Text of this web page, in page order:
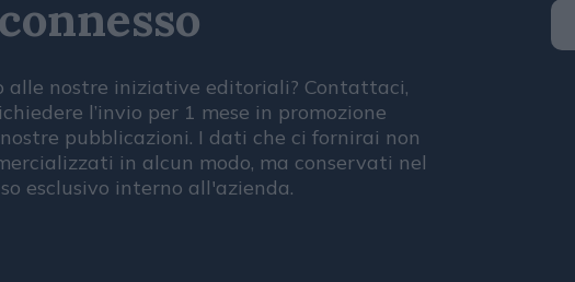
alle nostre iniziative editoriali? Contattaci,
l’invio per 1 mese in promozione
pubblicazioni. I dati che ci fornirai non
in alcun modo, ma conservati nel
esclusivo interno all'azienda.